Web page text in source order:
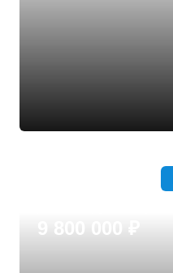
9 800 000 ₽